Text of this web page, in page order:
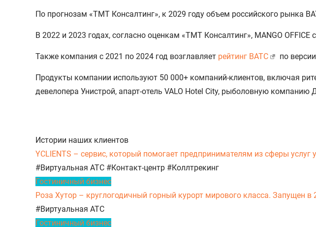
По прогнозам «ТМТ Консалтинг», к 2029 году объем российского рынка
В 2022 и 2023 годах, согласно оценкам «ТМТ Консалтинг», MANGO
Также компания с 2021 по 2024 год возглавляет рейтинг ВАТС по
Продукты компании используют 50 000+ компаний-клиентов, включая
девелопера Унистрой, апарт-отель VALO Hotel City, рыболовную компанию
Истории наших клиентов
YCLIENTS – сервис, который помогает предпринимателям из сферы услуг
#Виртуальная АТС #Контакт-центр #Коллтрекинг
Гостиничный бизнес
Роза Хутор – круглогодичный горный курорт мирового класса. Запущен в
#Виртуальная АТС
Гостиничный бизнес